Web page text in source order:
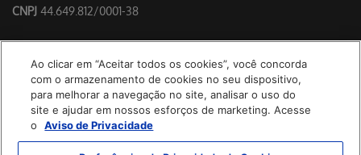
CNPJ 44.649.812/0001-38
CRM/CE 4953
Ao clicar em “Aceitar todos os cookies”, você concorda
com o armazenamento de cookies no seu dispositivo,
para melhorar a navegação no site, analisar o uso do
site e ajudar em nossos esforços de marketing. Acesse
o
Aviso de Privacidade